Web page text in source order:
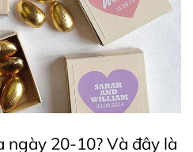
ngày 20-10? Và đây là